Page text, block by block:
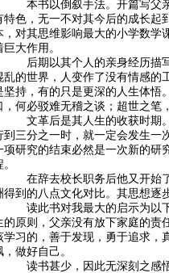
书以倒叙手法。开篇写父亲
特色，无一不对其今后的成长起
，对其思维影响最大的小学数学
巨大作用。
期以其个人的亲身经历描写
乱的世界，人变作了没有情感的
坚持，有的只是更深的人生体悟
，何必驳难无稽之谈；超世之笔
革后是其人生的收获时期。
到三分之一时，就一定会发生一
项研究的结束必然是一次新的研
辞去校长职务后他又开始了
得到的八点文化对比。其思想逐
此书对我最大的启示为以下
的原则，父亲没有放下家庭的责
学习的，善于发现，勇于追求，
，做好自己。
书甚少，因此无深刻之感悟